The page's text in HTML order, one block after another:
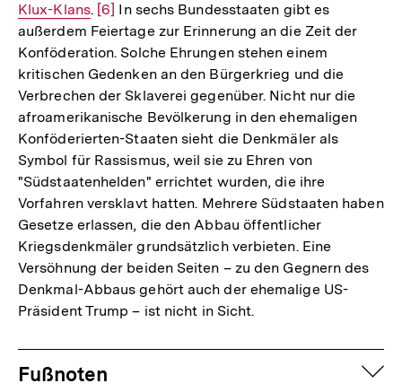
Klux-Klans. Zur
Auflösung
der
Fußnote
[6] In sechs Bundesstaaten gibt es
außerdem Feiertage zur Erinnerung an die Zeit der
Konföderation. Solche Ehrungen stehen einem
kritischen Gedenken an den Bürgerkrieg und die
Verbrechen der Sklaverei gegenüber. Nicht nur die
afroamerikanische Bevölkerung in den ehemaligen
Konföderierten-Staaten sieht die Denkmäler als
Symbol für Rassismus, weil sie zu Ehren von
"Südstaatenhelden" errichtet wurden, die ihre
Vorfahren versklavt hatten. Mehrere Südstaaten haben
Gesetze erlassen, die den Abbau öffentlicher
Kriegsdenkmäler grundsätzlich verbieten. Eine
Versöhnung der beiden Seiten – zu den Gegnern des
Denkmal-Abbaus gehört auch der ehemalige US-
Präsident Trump – ist nicht in Sicht.
Fussnoten
Fußnoten